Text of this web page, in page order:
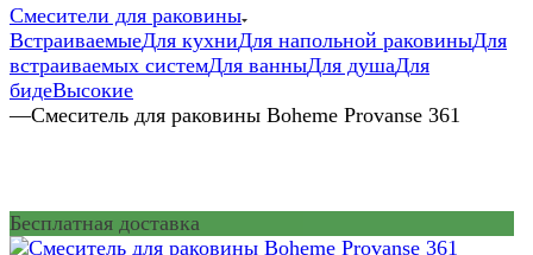
Смесители для раковины
ВстраиваемыеДля кухниДля напольной раковиныДля
встраиваемых системДля ванныДля душаДля
бидеВысокие
—Смеситель для раковины Boheme Provanse 361
Бесплатная доставка